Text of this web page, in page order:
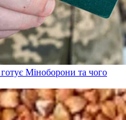
готує Міноборони та чого